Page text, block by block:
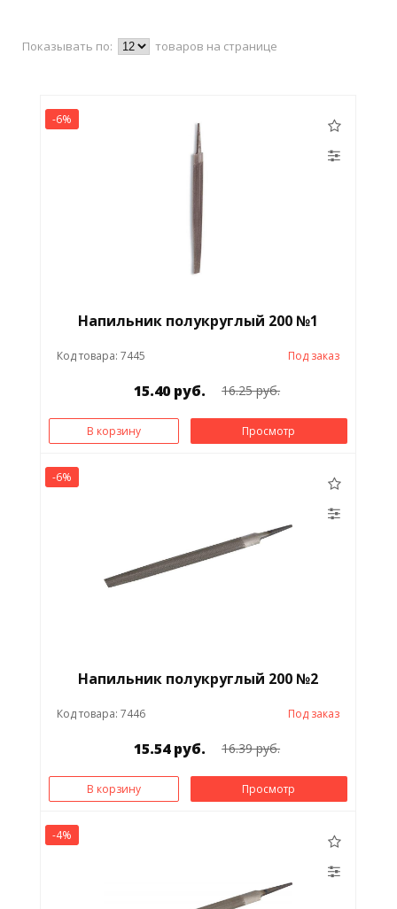
Показывать по: товаров на странице
-6%
Напильник полукруглый 200 №1
Код товара: 7445 Под заказ
15.40 руб. 16.25 руб.
В корзину Просмотр
-6%
Напильник полукруглый 200 №2
Код товара: 7446 Под заказ
15.54 руб. 16.39 руб.
В корзину Просмотр
-4%